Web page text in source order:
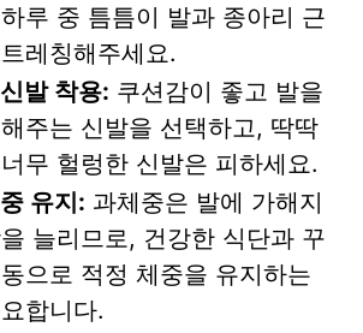
루 중 틈틈이 발과 종아리 근
레칭해주세요.
발 착용: 쿠션감이 좋고 발을
주는 신발을 선택하고, 딱딱
무 헐렁한 신발은 피하세요.
유지: 과체중은 발에 가해지
늘리므로, 건강한 식단과 꾸
으로 적정 체중을 유지하는
합니다.